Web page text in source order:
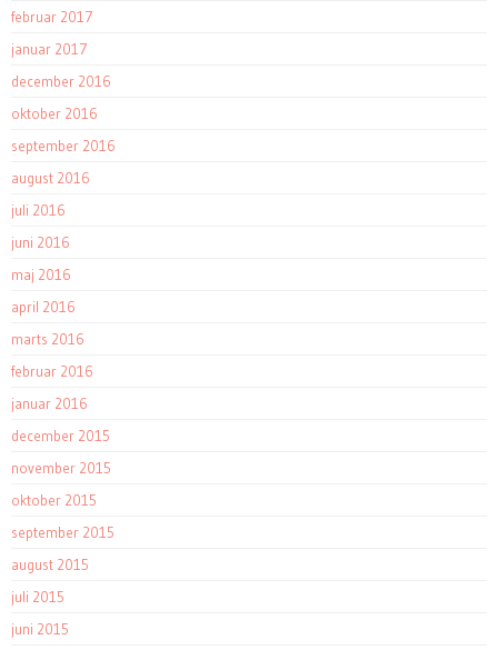
februar 2017
januar 2017
december 2016
oktober 2016
september 2016
august 2016
juli 2016
juni 2016
maj 2016
april 2016
marts 2016
februar 2016
januar 2016
december 2015
november 2015
oktober 2015
september 2015
august 2015
juli 2015
juni 2015